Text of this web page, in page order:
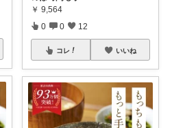
￥ 9,564
0 0 12
コレ いいね